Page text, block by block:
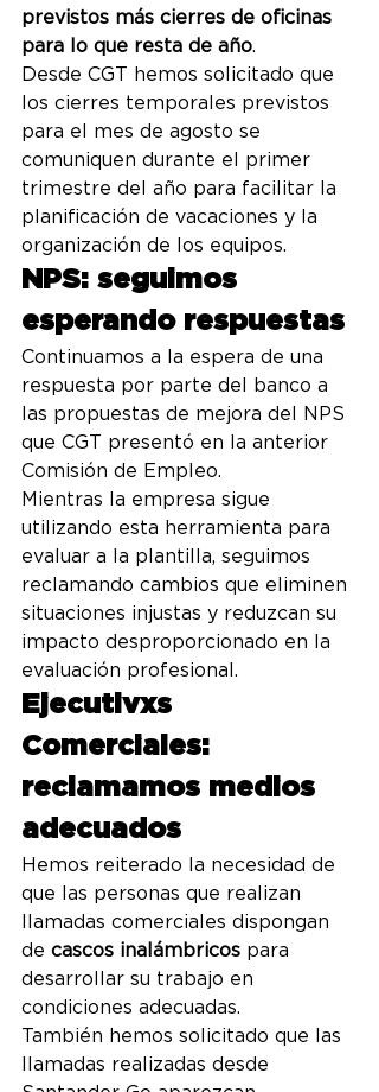
previstos más cierres de oficinas
para lo que resta de año.
Desde CGT hemos solicitado que
los cierres temporales previstos
para el mes de agosto se
comuniquen durante el primer
trimestre del año para facilitar la
planificación de vacaciones y la
organización de los equipos.
NPS: seguimos
esperando respuestas
Continuamos a la espera de una
respuesta por parte del banco a
las propuestas de mejora del NPS
que CGT presentó en la anterior
Comisión de Empleo.
Mientras la empresa sigue
utilizando esta herramienta para
evaluar a la plantilla, seguimos
reclamando cambios que eliminen
situaciones injustas y reduzcan su
impacto desproporcionado en la
evaluación profesional.
Ejecutivxs
Comerciales:
reclamamos medios
adecuados
Hemos reiterado la necesidad de
que las personas que realizan
llamadas comerciales dispongan
de cascos inalámbricos para
desarrollar su trabajo en
condiciones adecuadas.
También hemos solicitado que las
llamadas realizadas desde